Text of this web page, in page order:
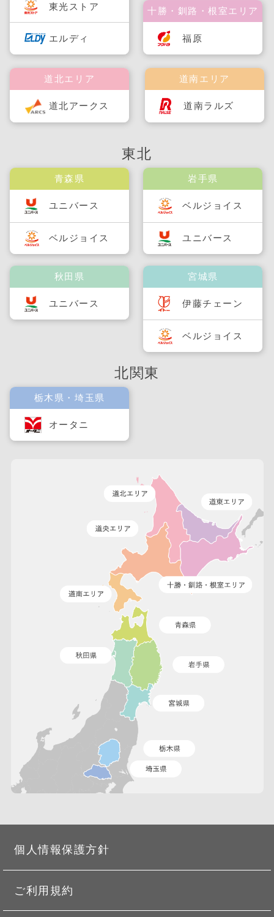
東光ストア
エルディ
道南エリア
道南ラルズ
道北エリア
道北アークス
十勝・釧路・根室エリア
福原
東北
青森県
ユニバース
ベルジョイス
秋田県
ユニバース
岩手県
ベルジョイス
ユニバース
宮城県
伊藤チェーン
ベルジョイス
北関東
栃木県・埼玉県
オータニ
個人情報保護方針
ご利用規約